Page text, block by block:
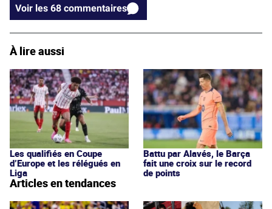
Voir les 68 commentaires
À lire aussi
Les qualifiés en Coupe
d’Europe et les rélégués en
Liga
Battu par Alavés, le Barça
fait une croix sur le record
de points
Articles en tendances